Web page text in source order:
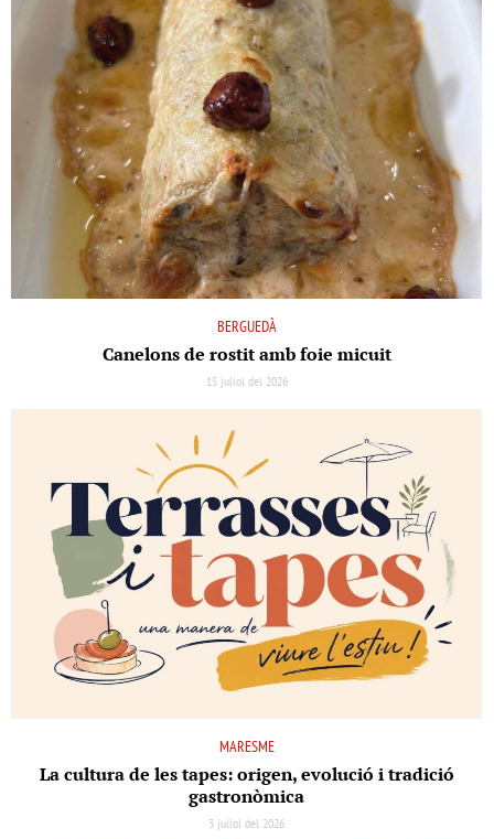
BERGUEDÀ
Canelons de rostit amb foie micuit
15 juliol del 2026
MARESME
La cultura de les tapes: origen, evolució i tradició
gastronòmica
3 juliol del 2026